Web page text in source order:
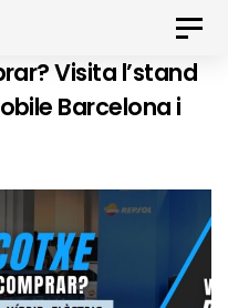
Toggle
Visita l’stand
Barcelona i